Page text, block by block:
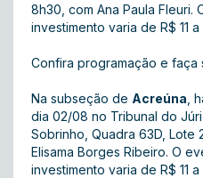
8h30, com Ana Paula
investimento varia de R$ 11 a
Confira programação e faça
Na subseção de Acreúna ,
dia 02/08 no Tribunal do
Sobrinho, Quadra 63D, Lote
Elisama Borges Ribeiro. O
investimento varia de R$ 11 a